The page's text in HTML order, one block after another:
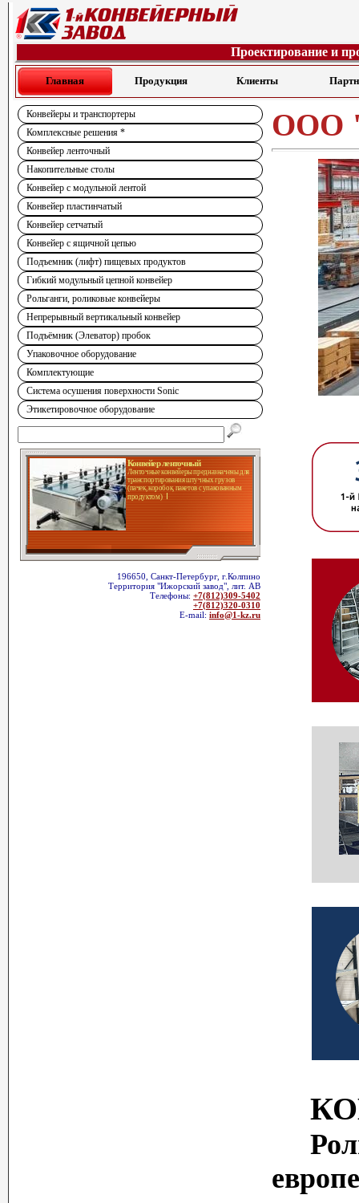
Проектирование и
Главная Продукция Клиенты
Конвейеры и транспортеры
Комплексные решения *
Конвейер ленточный
Накопительные столы
Конвейер с модульной лентой
Конвейер пластинчатый
Конвейер сетчатый
Конвейер с ящичной цепью
Подъемник (лифт) пищевых продуктов
Гибкий модульный цепной конвейер
Рольганги, роликовые конвейеры
Непрерывный вертикальный конвейер
Подъёмник (Элеватор) пробок
Упаковочное оборудование
Комплектующие
Система осушения поверхности Sonic
Этикетировочное оборудование
Конвейер ленточный
Ленточные конвейеры предназначены для
транспортирования штучных грузов
(пачек, коробок, пакетов с упакованным
продуктом)
196650, Санкт-Петербург, г.Колпино
Территория "Ижорский завод", лит. АВ
Телефоны: +7(812)309-5402
+7(812)320-0310
E-mail: info@1-kz.ru
ООО